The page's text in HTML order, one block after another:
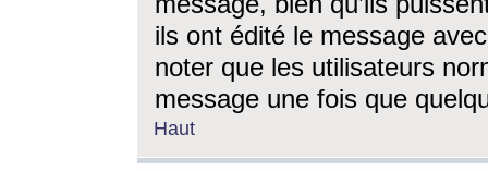
ils ont édité le message
noter que les utilisateurs
message une fois que
Haut